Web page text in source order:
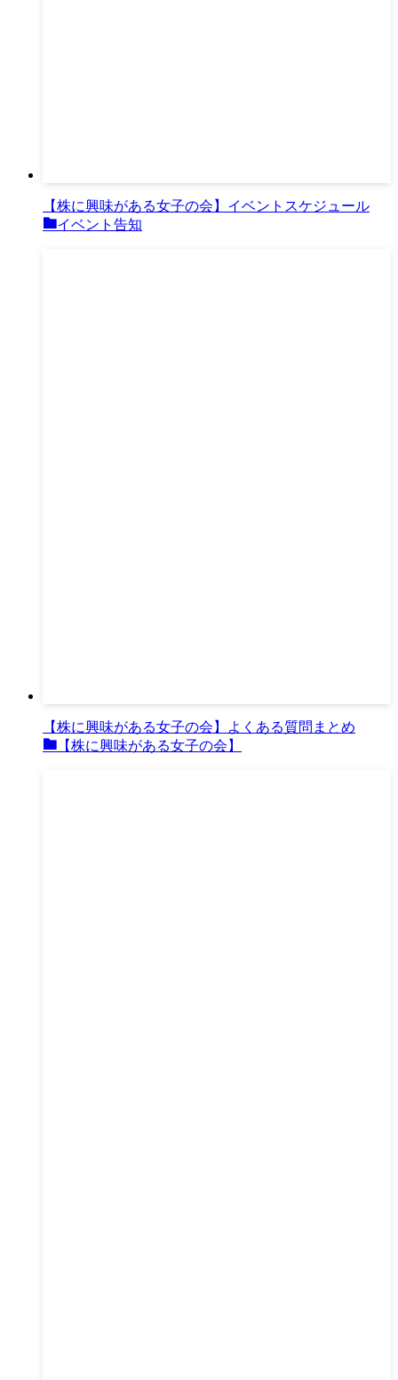
【株に興味がある女子の会】イベントスケジュール
イベント告知
【株に興味がある女子の会】よくある質問まとめ
【株に興味がある女子の会】